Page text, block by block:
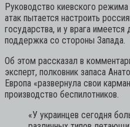
Руководство киевского
атак пытается настроить
государства, и у врага имеется
поддержка со стороны Запада.
Об этом рассказал в
эксперт, полковник запаса
Европа «развернула свои
производство беспилотников.
«У украинцев сегодня